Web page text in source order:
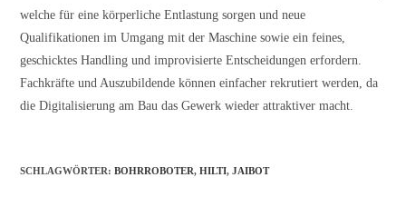
welche für eine körperliche Entlastung sorgen und neue
Qualifikationen im Umgang mit der Maschine sowie ein feines,
geschicktes Handling und improvisierte Entscheidungen erfordern.
Fachkräfte und Auszubildende können einfacher rekrutiert werden, da
die Digitalisierung am Bau das Gewerk wieder attraktiver macht.
SCHLAGWÖRTER:BOHRROBOTER, HILTI, JAIBOT